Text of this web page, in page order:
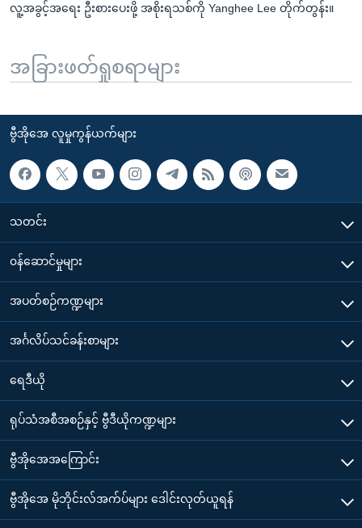
လူ့အခွင့်အရေး ဦးစားပေးဖို့ အစိုးရသစ်ကို Yanghee Lee တိုက်တွန်း။
အခြားဖတ်ရှုစရာများ
ဗွီအိုအေ လူမှုကွန်ယက်များ
သတင်း
၀န်ဆောင်မှုများ
အပတ်စဉ်ကဏ္ဍများ
အင်္ဂလိပ်သင်ခန်းစာများ
ရေဒီယို
ရုပ်သံအစီအစဉ်နှင့် ဗွီဒီယိုကဏ္ဍများ
ဗွီအိုအေအကြောင်း
ဗွီအိုအေ မိုဘိုင်းလ်အက်ပ်များ ဒေါင်းလုတ်ယူရန်